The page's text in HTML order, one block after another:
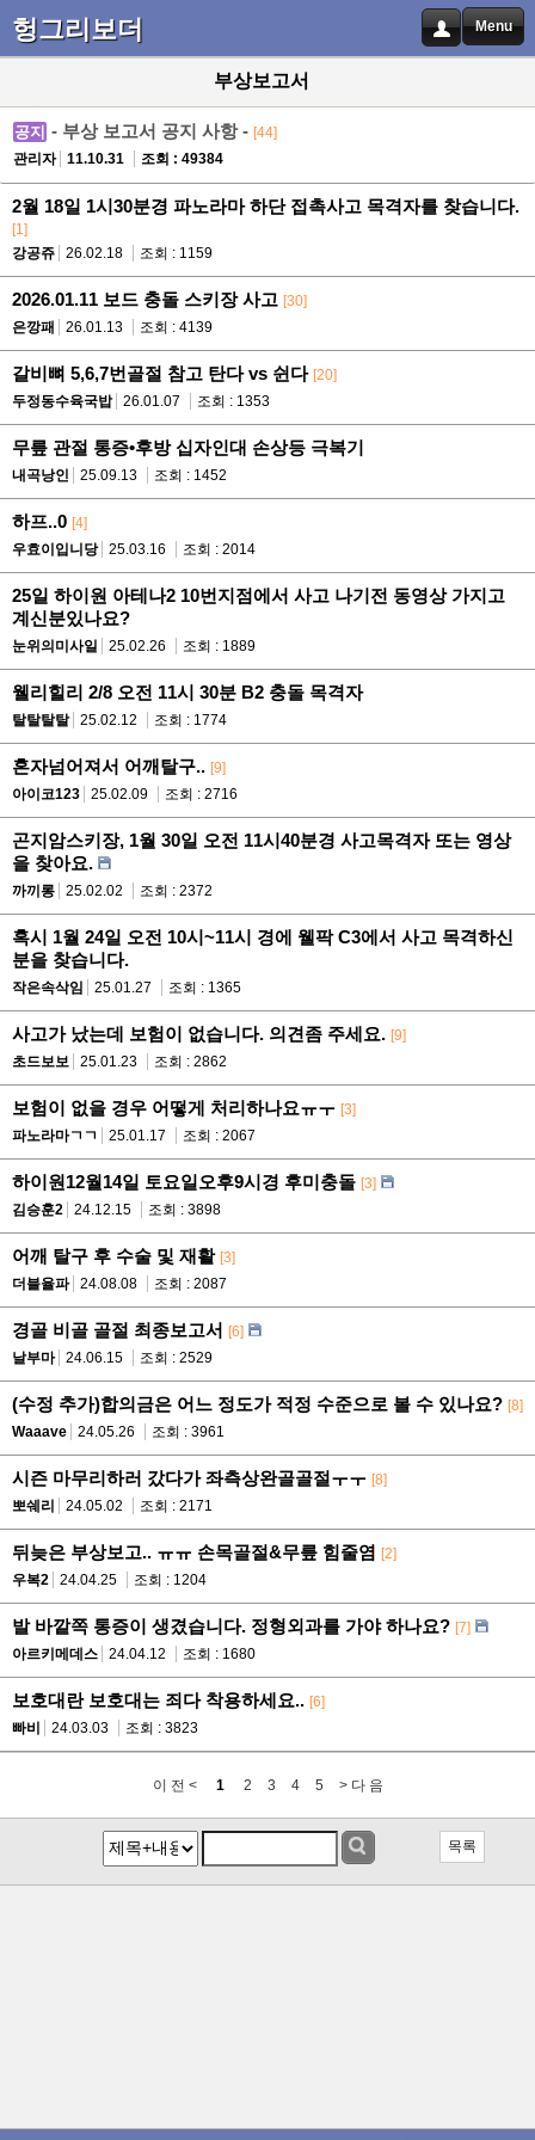
헝그리보더 Menu
부상보고서
공지 - 부상 보고서 공지 사항 - [44]
관리자
11.10.31 조회 : 49384
2월 18일 1시30분경 파노라마 하단 접촉사고 목격자를 찾습니다.
[1]
강공쥬
26.02.18 조회 : 1159
2026.01.11 보드 충돌 스키장 사고 [30]
은깡패
26.01.13 조회 : 4139
갈비뼈 5,6,7번골절 참고 탄다 vs 쉰다 [20]
두정동수육국밥
26.01.07 조회 : 1353
무릎 관절 통증•후방 십자인대 손상등 극복기
내곡낭인 25.09.13 조회 : 1452
하프..0 [4]
우효이입니당
25.03.16 조회 : 2014
25일 하이원 아테나2 10번지점에서 사고 나기전 동영상 가지고
계신분있나요?
눈위의미사일 25.02.26 조회 : 1889
웰리힐리 2/8 오전 11시 30분 B2 충돌 목격자
탈탈탈탈 25.02.12 조회 : 1774
혼자넘어져서 어깨탈구.. [9]
아이코123
25.02.09 조회 : 2716
곤지암스키장, 1월 30일 오전 11시40분경 사고목격자 또는 영상
을 찾아요.
까끼롱 25.02.02 조회 : 2372
혹시 1월 24일 오전 10시~11시 경에 웰팍 C3에서 사고 목격하신
분을 찾습니다.
작은속삭임 25.01.27 조회 : 1365
사고가 났는데 보험이 없습니다. 의견좀 주세요. [9]
초드보보
25.01.23 조회 : 2862
보험이 없을 경우 어떻게 처리하나요ㅠㅜ [3]
파노라마ㄱㄱ
25.01.17 조회 : 2067
하이원12월14일 토요일오후9시경 후미충돌 [3]
김승훈2
24.12.15 조회 : 3898
어깨 탈구 후 수술 및 재활 [3]
더블율파
24.08.08 조회 : 2087
경골 비골 골절 최종보고서 [6]
날부마
24.06.15 조회 : 2529
(수정 추가)합의금은 어느 정도가 적정 수준으로 볼 수 있나요? [8]
Waaave
24.05.26 조회 : 3961
시즌 마무리하러 갔다가 좌측상완골골절ㅜㅜ [8]
뽀쉐리
24.05.02 조회 : 2171
뒤늦은 부상보고.. ㅠㅠ 손목골절&무릎 힘줄염 [2]
우복2
24.04.25 조회 : 1204
발 바깥쪽 통증이 생겼습니다. 정형외과를 가야 하나요? [7]
아르키메데스
24.04.12 조회 : 1680
보호대란 보호대는 죄다 착용하세요.. [6]
빠비
24.03.03 조회 : 3823
이 전 < 1 2 3 4 5 > 다 음
목록